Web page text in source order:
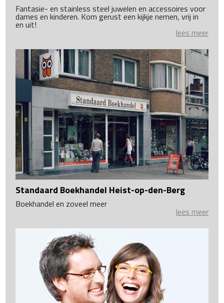
Fantasie- en stainless steel juwelen en accessoires voor
dames en kinderen. Kom gerust een kijkje nemen, vrij in
en uit!
lees meer
Standaard Boekhandel Heist-op-den-Berg
Boekhandel en zoveel meer
lees meer